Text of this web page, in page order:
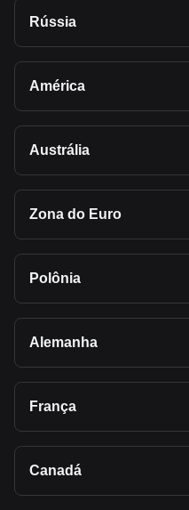
Rússia
América
Austrália
Zona do Euro
Polônia
Alemanha
França
Canadá